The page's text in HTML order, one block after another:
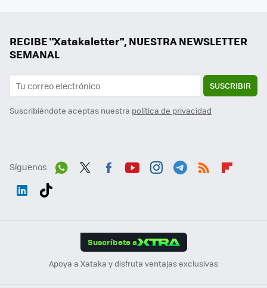
RECIBE "Xatakaletter", NUESTRA NEWSLETTER
SEMANAL
SUSCRIBIR
Suscribiéndote aceptas nuestra política de privacidad
Síguenos
Suscríbete a
Apoya a Xataka y disfruta ventajas exclusivas